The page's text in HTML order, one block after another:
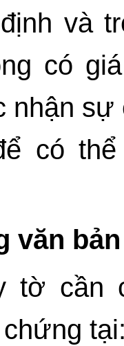
và
có
nhận
có
văn
tờ cần